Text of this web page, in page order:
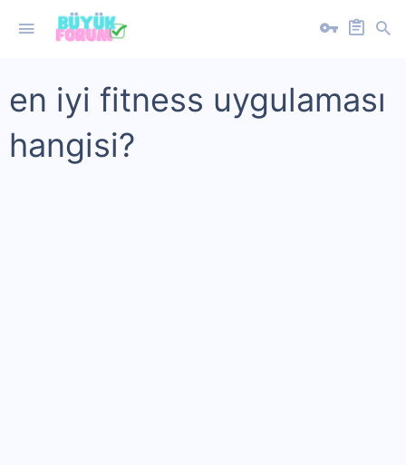
en iyi fitness uygulaması
hangisi?